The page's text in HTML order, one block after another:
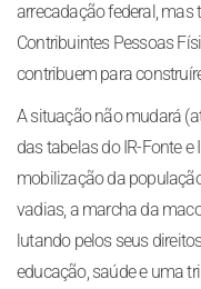
arrecadação federal, mas
Contribuintes Pessoas
contribuem para
A situação não mudará
das tabelas do IR-Fonte
mobilização da
vadias, a marcha da
lutando pelos seus
educação, saúde e uma